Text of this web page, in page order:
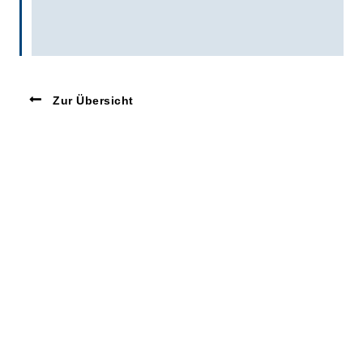
Zur Übersicht